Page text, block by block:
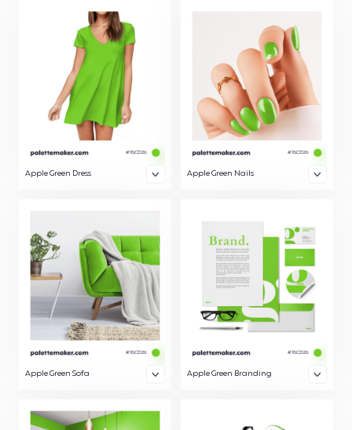
Apple Green Dress Apple Green Nails
Apple Green Sofa Apple Green Branding